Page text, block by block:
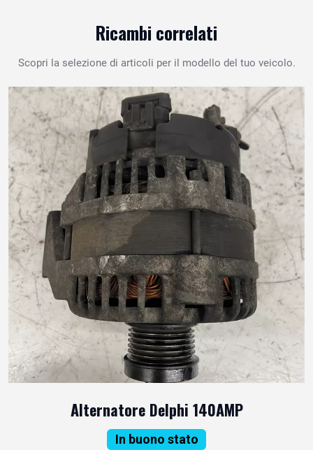
Ricambi correlati
Scopri la selezione di articoli per il modello del tuo veicolo.
Alternatore Delphi 140AMP
In buono stato